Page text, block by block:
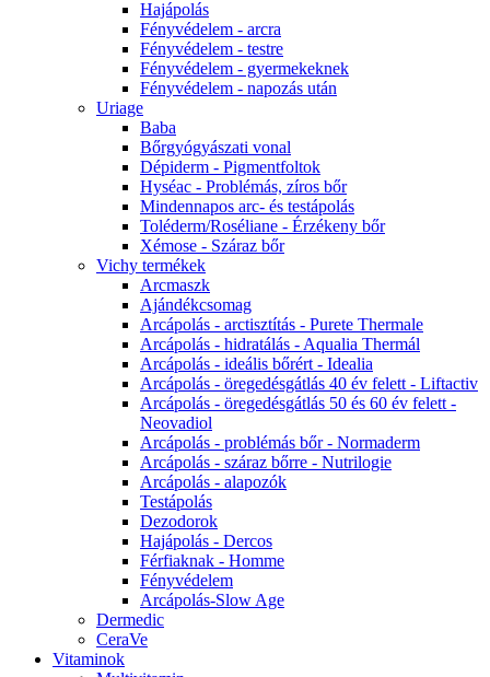
Hajápolás
Fényvédelem - arcra
Fényvédelem - testre
Fényvédelem - gyermekeknek
Fényvédelem - napozás után
Uriage
Baba
Bőrgyógyászati vonal
Dépiderm - Pigmentfoltok
Hyséac - Problémás, zíros bőr
Mindennapos arc- és testápolás
Toléderm/Roséliane - Érzékeny bőr
Xémose - Száraz bőr
Vichy termékek
Arcmaszk
Ajándékcsomag
Arcápolás - arctisztítás - Purete Thermale
Arcápolás - hidratálás - Aqualia Thermál
Arcápolás - ideális bőrért - Idealia
Arcápolás - öregedésgátlás 40 év felett - Liftactiv
Arcápolás - öregedésgátlás 50 és 60 év felett -
Neovadiol
Arcápolás - problémás bőr - Normaderm
Arcápolás - száraz bőrre - Nutrilogie
Arcápolás - alapozók
Testápolás
Dezodorok
Hajápolás - Dercos
Férfiaknak - Homme
Fényvédelem
Arcápolás-Slow Age
Dermedic
CeraVe
Vitaminok